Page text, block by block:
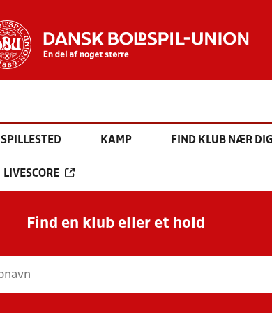
SPILLESTED KAMP FIND KLUB NÆR
LIVESCORE
Find en klub eller et hold